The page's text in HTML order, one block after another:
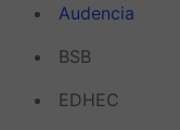
Audencia
BSB
EDHEC